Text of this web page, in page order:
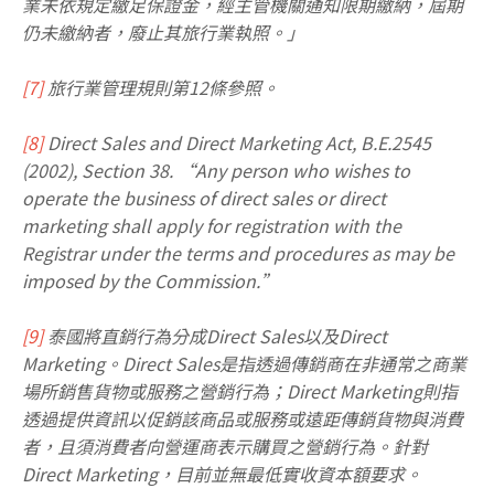
仍未繳納者，廢止其旅行業執照。」
[7]旅行業管理規則第12條參照。
[8] Direct Sales and Direct Marketing Act, B.E.2545
(2002), Section 38. “Any person who wishes to
operate the business of direct sales or direct
marketing shall apply for registration with the
Registrar under the terms and procedures as may be
imposed by the Commission.”
[9]泰國將直銷行為分成Direct Sales以及Direct
Marketing。Direct Sales是指透過傳銷商在非通常之商業
場所銷售貨物或服務之營銷行為；Direct Marketing則指
透過提供資訊以促銷該商品或服務或遠距傳銷貨物與消費
者，且須消費者向營運商表示購買之營銷行為。針對
Direct Marketing，目前並無最低實收資本額要求。